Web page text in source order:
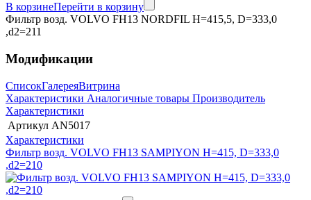
В корзинеПерейти в корзину
Фильтр возд. VOLVO FH13 NORDFIL H=415,5, D=333,0
,d2=211
Модификации
СписокГалереяВитрина
Характеристики Аналогичные товары Производитель
Характеристики
Артикул AN5017
Характеристики
Фильтр возд. VOLVO FH13 SAMPIYON H=415, D=333,0
,d2=210